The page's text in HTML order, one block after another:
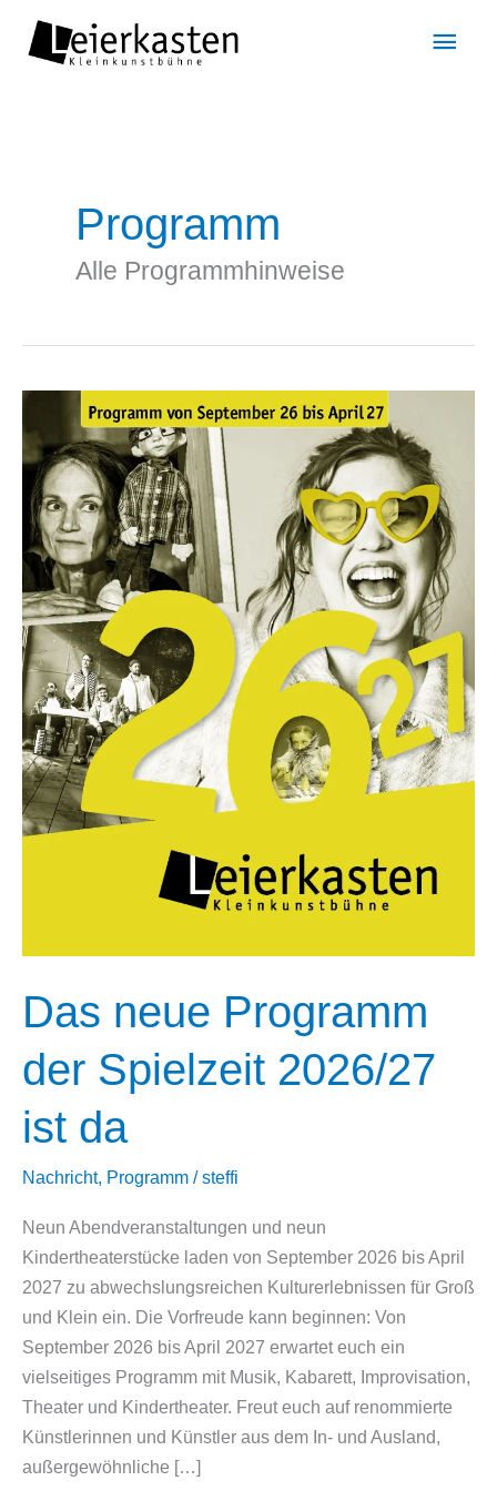
Inhalt
Programm
Alle Programmhinweise
Das neue Programm
der Spielzeit 2026/27
ist da
Nachricht, Programm / steffi
Neun Abendveranstaltungen und neun
Kindertheaterstücke laden von September 2026 bis April
2027 zu abwechslungsreichen Kulturerlebnissen für Groß
und Klein ein. Die Vorfreude kann beginnen: Von
September 2026 bis April 2027 erwartet euch ein
vielseitiges Programm mit Musik, Kabarett, Improvisation,
Theater und Kindertheater. Freut euch auf renommierte
Künstlerinnen und Künstler aus dem In- und Ausland,
außergewöhnliche […]